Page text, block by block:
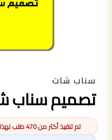
سناب شات
تصميم سناب
تم تنفيذ أكثر من 470 طلب لهذا المنتج هذا الأسبوع